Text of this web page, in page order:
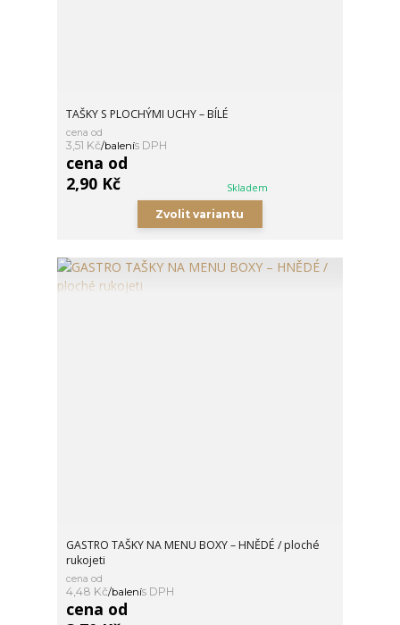
TAŠKY S PLOCHÝMI UCHY – BÍLÉ
cena od
3,51 Kč/balení
cena od
2,90 Kč
Skladem
Zvolit variantu
GASTRO TAŠKY NA MENU BOXY – HNĚDÉ / ploché
rukojeti
cena od
4,48 Kč/balení
cena od